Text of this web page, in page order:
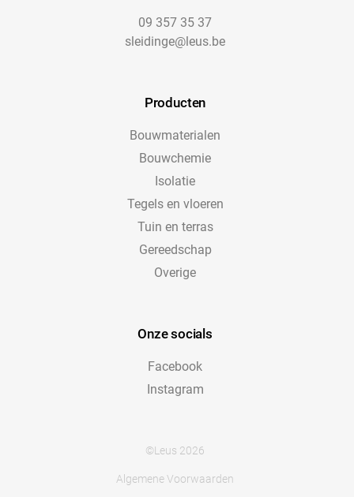
09 357 35 37
sleidinge@leus.be
Producten
Bouwmaterialen
Bouwchemie
Isolatie
Tegels en vloeren
Tuin en terras
Gereedschap
Overige
Onze socials
Facebook
Instagram
©Leus 2026
Algemene Voorwaarden